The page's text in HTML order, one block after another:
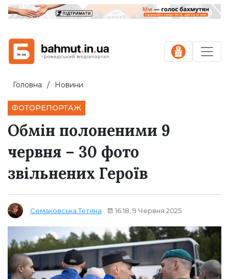
Головна Новини
ФОТОРЕПОРТАЖ
Обмін полоненими 9
червня – 30 фото
звільнених Героїв
Семаковська Тетяна 16:18, 9 Червня 2025